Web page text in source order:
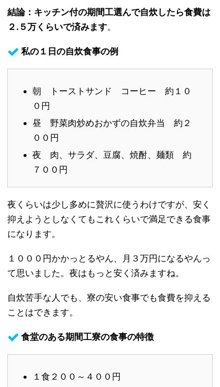
結論：キッチン付の期間工選んで自炊したら食費は
２.５万くらいで済みます。
私の１日の自炊食事の例
朝 トーストサンド コーヒー 約１０
０円
昼 野菜肉炒めおかずの自炊弁当 約２
００円
夜 肉、サラダ、豆腐、焼酎、麺類 約
７００円
夜くらいは少し多めに贅沢に使うわけですが、安く
抑えようとしなくてもこれくらいで満足できる食事
になります。
１０００円かかっとるやん、月３万円になるやんっ
て思いました。夜はもっと安く済みますね。
自炊苦手な人でも、寮の安い食事でも食費を抑える
ことはできます。
食堂のある期間工寮の食事の特徴
１食２００～４００円